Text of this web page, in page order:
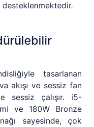
desteklenmektedir.
tasarlanan
akışı ve sessiz fan
sessiz çalışır. i5-
ve 180W Bronze
sayesinde, çok